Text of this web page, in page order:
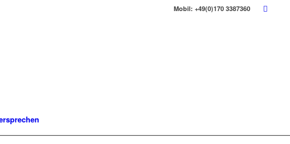
Mobil: +49(0)170 3387360